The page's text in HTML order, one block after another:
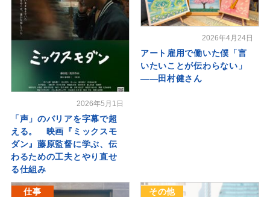
2026年5月1日
「声」のバリアを字幕で超
える。 映画『ミックスモ
ダン』藤原監督に学ぶ、伝
わるための工夫とやり直せ
る仕組み
2026年4月24日
アート雇用で働いた僕「言
いたいことが伝わらない」
――田村健さん
仕事 その他